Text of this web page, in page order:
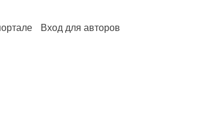
Вход для авторов